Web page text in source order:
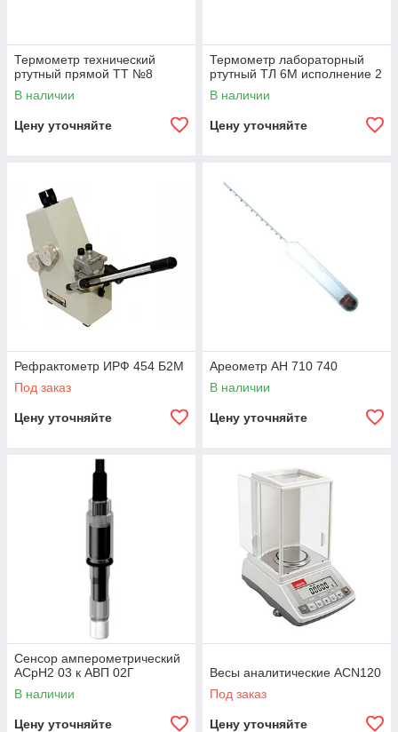
Термометр технический
ртутный прямой ТТ №8
В наличии
Цену уточняйте
Термометр лабораторный
ртутный ТЛ 6М исполнение 2
В наличии
Цену уточняйте
Рефрактометр ИРФ 454 Б2М
Под заказ
Цену уточняйте
Ареометр АН 710 740
В наличии
Цену уточняйте
Сенсор амперометрический
АСрН2 03 к АВП 02Г
В наличии
Цену уточняйте
Весы аналитические ACN120
Под заказ
Цену уточняйте